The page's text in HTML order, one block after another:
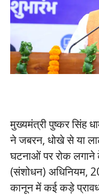
मुख्यमंत्री पुष्कर सिंह
ने जबरन, धोखे से या
घटनाओं पर रोक लगाने
(संशोधन) अधिनियम,
कानून में कई कड़े